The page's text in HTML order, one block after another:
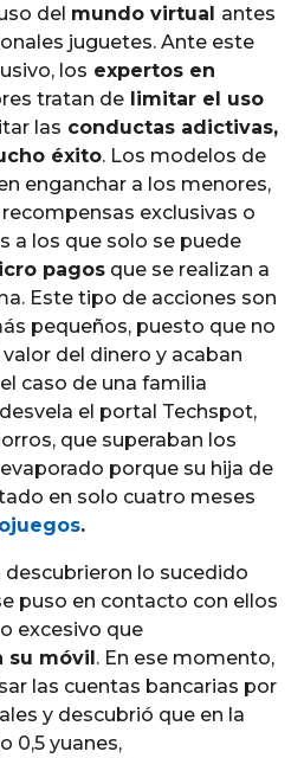
del mundo virtual antes
juguetes. Ante este
los expertos en
tratan de limitar el uso
las conductas adictivas,
éxito. Los modelos de
enganchar a los menores,
exclusivas o
a los que solo se puede
pagos que se realizan a
Este tipo de acciones son
pequeños, puesto que no
del dinero y acaban
caso de una familia
el portal Techspot,
que superaban los
porque su hija de
en solo cuatro meses
.
descubrieron lo sucedido
puso en contacto con ellos
excesivo que
su móvil. En ese momento,
las cuentas bancarias por
y descubrió que en la
0,5 yuanes,